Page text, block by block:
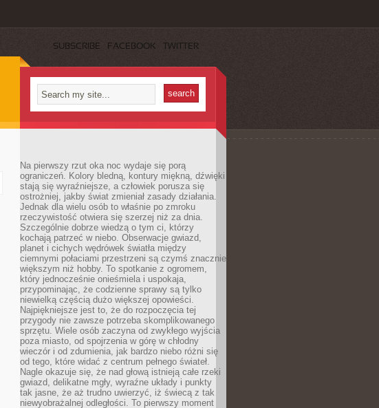
SUBSCRIBE FACEBOOK TWITTER
Na pierwszy rzut oka noc wydaje się porą
ograniczeń. Kolory bledną, kontury miękną, dźwięki
stają się wyraźniejsze, a człowiek porusza się
ostrożniej, jakby świat zmieniał zasady działania.
Jednak dla wielu osób to właśnie po zmroku
rzeczywistość otwiera się szerzej niż za dnia.
Szczególnie dobrze wiedzą o tym ci, którzy
kochają patrzeć w niebo. Obserwacje gwiazd,
planet i cichych wędrówek światła między
ciemnymi połaciami przestrzeni są czymś znacznie
większym niż hobby. To spotkanie z ogromem,
który jednocześnie onieśmiela i uspokaja,
przypominając, że codzienne sprawy są tylko
niewielką częścią dużo większej opowieści.
Najpiękniejsze jest to, że do rozpoczęcia tej
przygody nie zawsze potrzeba skomplikowanego
sprzętu. Wiele osób zaczyna od zwykłego wyjścia
poza miasto, od spojrzenia w górę w chłodny
wieczór i od zdumienia, jak bardzo niebo różni się
od tego, które widać z centrum pełnego świateł.
Nagle okazuje się, że nad głową istnieją całe rzeki
gwiazd, delikatne mgły, wyraźne układy i punkty
tak jasne, że aż trudno uwierzyć, iż świecą z tak
niewyobrażalnej odległości. To pierwszy moment